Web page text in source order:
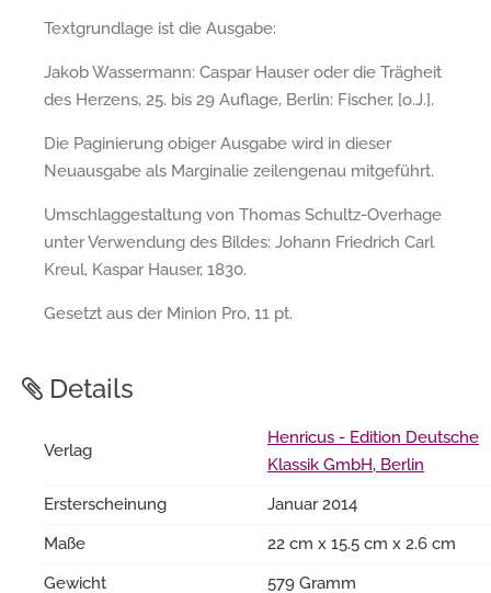
Textgrundlage ist die Ausgabe:
Jakob Wassermann: Caspar Hauser oder die Trägheit
des Herzens, 25. bis 29 Auflage, Berlin: Fischer, [o.J.].
Die Paginierung obiger Ausgabe wird in dieser
Neuausgabe als Marginalie zeilengenau mitgeführt.
Umschlaggestaltung von Thomas Schultz-Overhage
unter Verwendung des Bildes: Johann Friedrich Carl
Kreul, Kaspar Hauser, 1830.
Gesetzt aus der Minion Pro, 11 pt.
Details
Verlag
Henricus - Edition Deutsche
Klassik GmbH, Berlin
Ersterscheinung
Januar 2014
Maße
22 cm x 15.5 cm x 2.6 cm
Gewicht
579 Gramm